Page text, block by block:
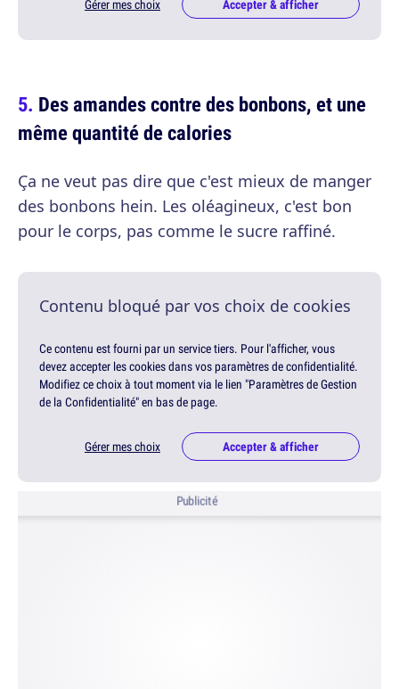
Gérer mes choix Accepter & afficher
Des amandes contre des bonbons, et une
même quantité de calories
Ça ne veut pas dire que c'est mieux de manger
des bonbons hein. Les oléagineux, c'est bon
pour le corps, pas comme le sucre raffiné.
Contenu bloqué par vos choix de cookies
Ce contenu est fourni par un service tiers. Pour l'afficher, vous
devez accepter les cookies dans vos paramètres de confidentialité.
Modifiez ce choix à tout moment via le lien "Paramètres de Gestion
de la Confidentialité" en bas de page.
Gérer mes choix Accepter & afficher
Publicité